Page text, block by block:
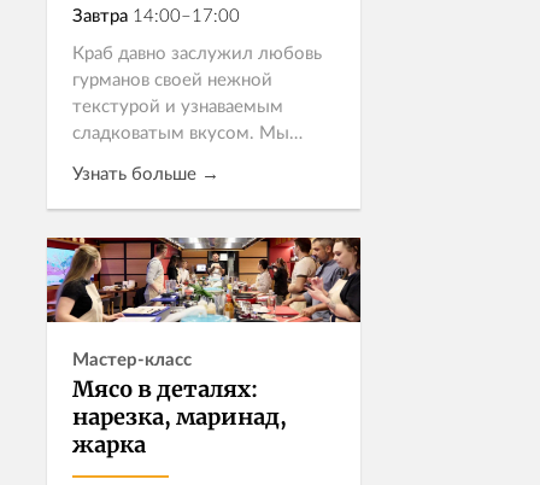
Завтра 14:00–17:00
Краб давно заслужил любовь
гурманов своей нежной
текстурой и узнаваемым
сладковатым вкусом. Мы
уголков мира, чтобы показать,
насколько многогранным
может быть этот делика...
Узнать больше →
Записаться
Мастер-класс
Мясо в деталях:
нарезка, маринад,
жарка